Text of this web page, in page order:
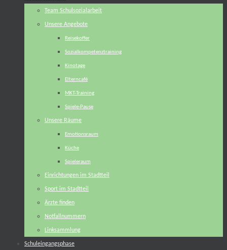
Team Schulsozialarbeit
Unsere Angebote
Reisekoffer
Sozialkompetenztraining
Kinotage
Elterncafé
MKT-Training
Spiele-Pause
Unsere Räume
Emotionsraum
Küche
Spieleraum
Einrichtungen im Stadtteil
Sport im Stadtteil
Ärzte finden
Notfallnummern
Linksammlung
Schuleingangsphase